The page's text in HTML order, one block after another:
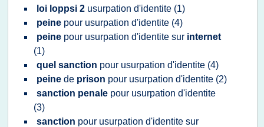
loi loppsi 2 usurpation d'identite (1)
peine pour usurpation d'identite (4)
peine pour usurpation d'identite sur internet
(1)
quel sanction pour usurpation d'identite (4)
peine de prison pour usurpation d'identite (2)
sanction penale pour usurpation d'identite
(3)
sanction pour usurpation d'identite sur